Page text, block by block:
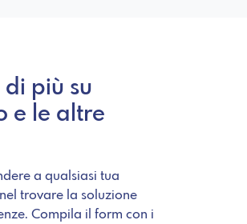
più su
e le altre
a qualsiasi tua
trovare la soluzione
Compila il form con i